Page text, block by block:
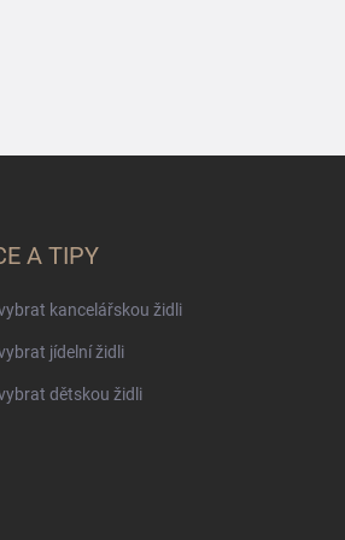
A TIPY
kancelářskou židli
jídelní židli
dětskou židli